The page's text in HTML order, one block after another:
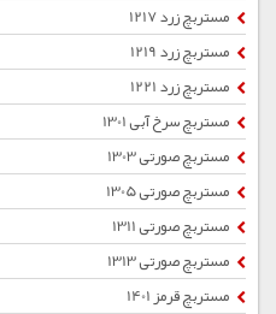
مستربچ زرد 1217
مستربچ زرد 1219
مستربچ زرد 1221
مستربچ سرخ آبی 1301
مستربچ صورتی 1303
مستربچ صورتی 1305
مستربچ صورتی 1311
مستربچ صورتی 1313
مستربچ قرمز 1401